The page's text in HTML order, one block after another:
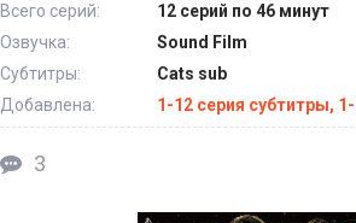
Всего серий:
12 серий по 46 минут
Озвучка:
Sound Film
Субтитры:
Cats sub
Добавлена:
1-12 серия субтитры,
3